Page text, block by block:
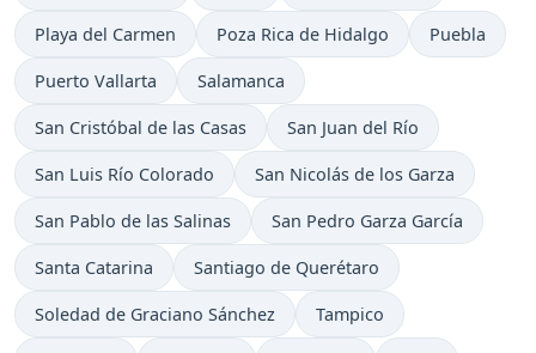
Playa del Carmen Poza Rica de Hidalgo Puebla
Puerto Vallarta Salamanca
San Cristóbal de las Casas San Juan del Río
San Luis Río Colorado San Nicolás de los Garza
San Pablo de las Salinas San Pedro Garza García
Santa Catarina Santiago de Querétaro
Soledad de Graciano Sánchez Tampico